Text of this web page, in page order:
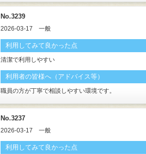
No.3239
2026-03-17 一般
利用してみて良かった点
清潔で利用しやすい
利用者の皆様へ（アドバイス等）
職員の方が丁寧で相談しやすい環境です。
No.3237
2026-03-17 一般
利用してみて良かった点